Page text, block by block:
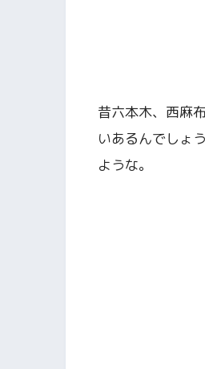
昔六本木、西麻
いあるんでしょ
ような。